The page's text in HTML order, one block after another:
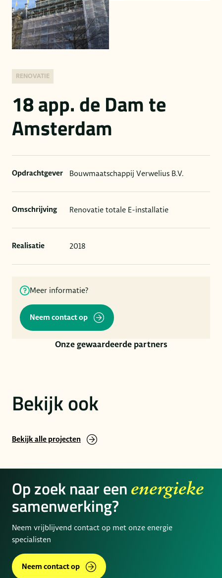
RENOVATIE
18 app. de Dam te
Amsterdam
Opdrachtgever Bouwmaatschappij Verwelius B.V.
Omschrijving Renovatie totale E-installatie
Realisatie 2018
Meer informatie?
Neem contact op
Onze gewaardeerde partners
Bekijk ook
Bekijk alle projecten
Op zoek naar een energieke
samenwerking?
Neem vrijblijvend contact op met onze energie
specialisten
Neem contact op